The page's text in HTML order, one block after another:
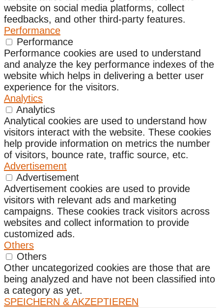
website on social media platforms, collect
feedbacks, and other third-party features.
Performance
Performance
Performance cookies are used to understand
and analyze the key performance indexes of the
website which helps in delivering a better user
experience for the visitors.
Analytics
Analytics
Analytical cookies are used to understand how
visitors interact with the website. These cookies
help provide information on metrics the number
of visitors, bounce rate, traffic source, etc.
Advertisement
Advertisement
Advertisement cookies are used to provide
visitors with relevant ads and marketing
campaigns. These cookies track visitors across
websites and collect information to provide
customized ads.
Others
Others
Other uncategorized cookies are those that are
being analyzed and have not been classified into
a category as yet.
SPEICHERN & AKZEPTIEREN